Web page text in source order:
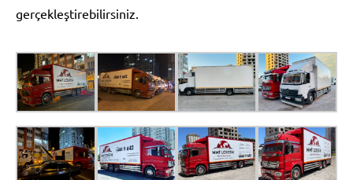
gerçekleştirebilirsiniz.